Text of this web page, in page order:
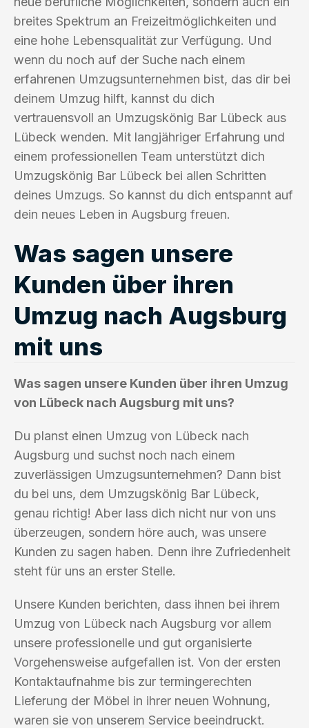
breites Spektrum an Freizeitmöglichkeiten und
eine hohe Lebensqualität zur Verfügung. Und
wenn du noch auf der Suche nach einem
erfahrenen Umzugsunternehmen bist, das dir bei
deinem Umzug hilft, kannst du dich
vertrauensvoll an Umzugskönig Bar Lübeck aus
Lübeck wenden. Mit langjähriger Erfahrung und
einem professionellen Team unterstützt dich
Umzugskönig Bar Lübeck bei allen Schritten
deines Umzugs. So kannst du dich entspannt auf
dein neues Leben in Augsburg freuen.
Was sagen unsere
Kunden über ihren
Umzug nach Augsburg
mit uns
Was sagen unsere Kunden über ihren Umzug
von Lübeck nach Augsburg mit uns?
Du planst einen Umzug von Lübeck nach
Augsburg und suchst noch nach einem
zuverlässigen Umzugsunternehmen? Dann bist
du bei uns, dem Umzugskönig Bar Lübeck,
genau richtig! Aber lass dich nicht nur von uns
überzeugen, sondern höre auch, was unsere
Kunden zu sagen haben. Denn ihre Zufriedenheit
steht für uns an erster Stelle.
Unsere Kunden berichten, dass ihnen bei ihrem
Umzug von Lübeck nach Augsburg vor allem
unsere professionelle und gut organisierte
Vorgehensweise aufgefallen ist. Von der ersten
Kontaktaufnahme bis zur termingerechten
Lieferung der Möbel in ihrer neuen Wohnung,
waren sie von unserem Service beeindruckt.